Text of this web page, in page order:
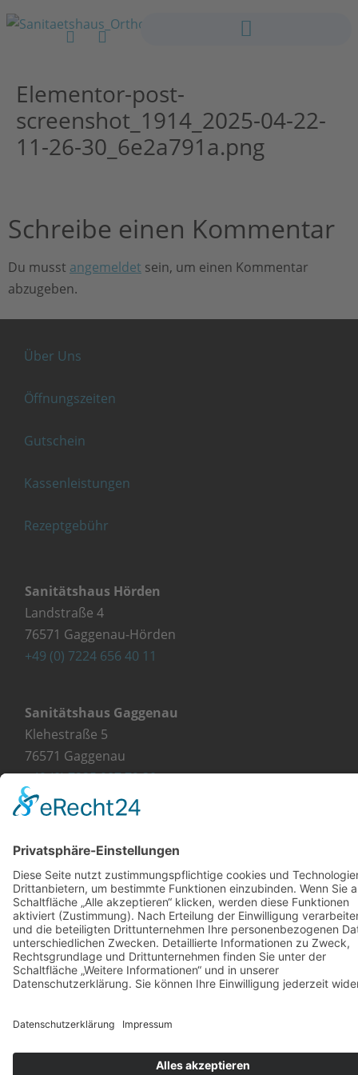
Elementor-post-
screenshot_1914_2025-04-22-
11-26-30_6e2a791a.png
Schreibe einen Kommentar
Du musst angemeldet sein, um einen Kommentar
abzugeben.
Über Uns
Öffnungszeiten
Gutschein
Kassenleistungen
Rezeptgebühr
Sanitätshaus Hörden
Landstraße 4
76571 Gaggenau-Hörden
+49 (0) 7224 656 40 11
Sanitätshaus Gaggenau
Klehestraße 5
76571 Gaggenau
+49 (0) 7225 987 79 30
© Copyright 2023 - Orthopädie Wurst
Kontakt Impressum Datenschutzerklärung
Diese Website ist mit viel ❤ von werbekueche.com